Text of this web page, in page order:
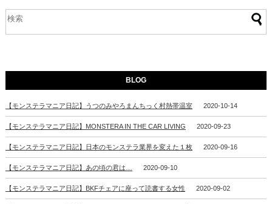
BLOG
【モンステラマニア日記】うつのみやろまんちっく村熱帯温室 2020-10-14
【モンステラマニア日記】MONSTERA IN THE CAR LIVING 2020-09-23
【モンステラマニア日記】日本のモンステラ業界を変えた１枚 2020-09-16
【モンステラマニア日記】あの頃の君は… 2020-09-10
【モンステラマニア日記】BKFチェアに座って読書する女性 2020-09-02